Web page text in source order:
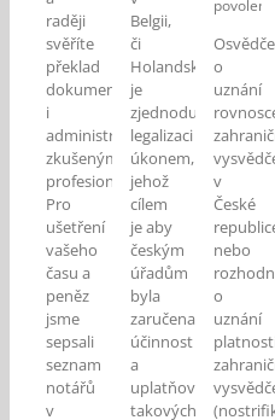
kanceláře
raději
svěříte
překlad
dokumentů
i
administrativu
zkušeným
profesionálům?
Pro
ušetření
vašeho
času a
peněz
jsme
sepsali
seznam
notářů
v
znamená
pojem
apostilace?
Belgii,
či
Holandsku
je
zjednodušeným
legalizaci
úkonem,
jehož
cílem
je aby
českým
úřadům
byla
zaručena
účinnost
a
uplatňování
takových
povolené
textu
s
názvem
Uznání
a
vysvědčení
vydaných
školami
o
uznání
v
České
nebo
o
uznání